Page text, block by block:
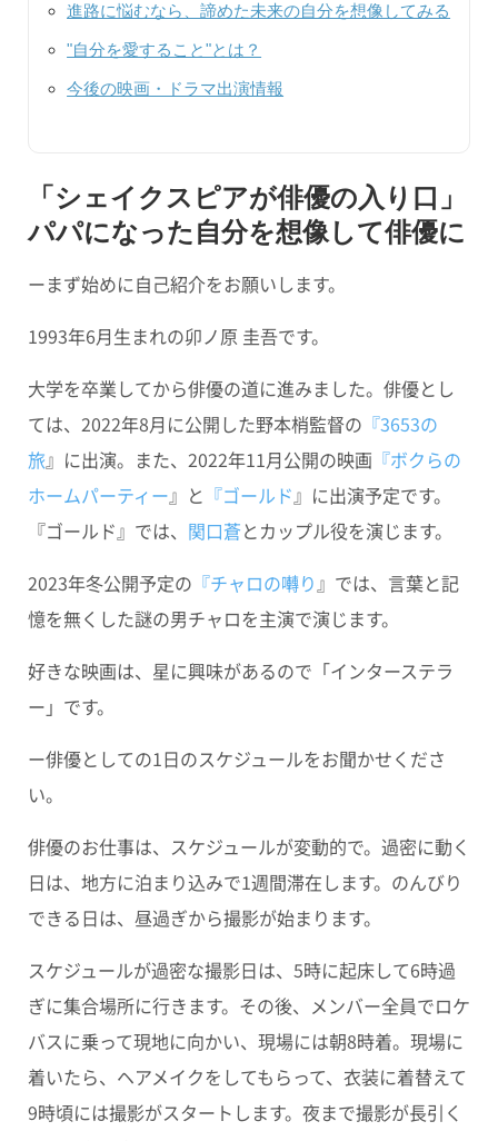
進路に悩むなら、諦めた未来の自分を想像してみる
"自分を愛すること"とは？
今後の映画・ドラマ出演情報
「シェイクスピアが俳優の入り口」
パパになった自分を想像して俳優に
ーまず始めに自己紹介をお願いします。
1993年6月生まれの卯ノ原 圭吾です。
大学を卒業してから俳優の道に進みました。俳優とし
ては、2022年8月に公開した野本梢監督の 『3653の
旅』に出演。また、2022年11月公開の映画 『ボクらの
ホームパーティー』と 『ゴールド 』に出演予定です。
『ゴールド』では、 関口蒼とカップル役を演じます。
2023年冬公開予定の 『チャロの囀り 』では、言葉と記
憶を無くした謎の男チャロを主演で演じます。
好きな映画は、星に興味があるので「インターステラ
ー」です。
ー俳優としての1日のスケジュールをお聞かせくださ
い。
俳優のお仕事は、スケジュールが変動的で。過密に動く
日は、地方に泊まり込みで1週間滞在します。のんびり
できる日は、昼過ぎから撮影が始まります。
スケジュールが過密な撮影日は、5時に起床して6時過
ぎに集合場所に行きます。その後、メンバー全員でロケ
バスに乗って現地に向かい、現場には朝8時着。現場に
着いたら、ヘアメイクをしてもらって、衣装に着替えて
9時頃には撮影がスタートします。夜まで撮影が長引く